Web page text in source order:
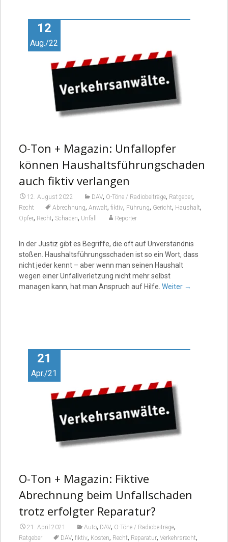
Video12
Aug./22
O-Ton + Magazin: Unfallopfer
können Haushaltsführungschaden
auch fiktiv verlangen
12. August 2022 DAV, O-Töne / Radiobeiträge, Ratgeber,
Recht Abrechnung, Anwalt, fiktiv, Führung, Gericht, Haushalt,
Opfer, Recht, Schaden, Unfall Reporter
In der Justiz gibt es Begriffe, die oft auf Unverständnis
stoßen. Haushaltsführungsschaden ist so ein Wort, dass
nicht jeder kennt – aber wenn man seinen Haushalt
wegen einer Unfallverletzung nicht mehr selbst
managen kann, hat man Anspruch auf Hilfe. Weiter →
21
Apr./21
O-Ton + Magazin: Fiktive
Abrechnung beim Unfallschaden
trotz erfolgter Reparatur?
21. April 2021 Auto, DAV, O-Töne / Radiobeiträge,
Ratgeber DAV, fiktiv, Kosten, Recht, Reparatur, Verkehrsrecht,